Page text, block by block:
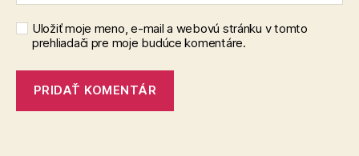
Uložiť moje meno, e-mail a webovú stránku v tomto
prehliadači pre moje budúce komentáre.